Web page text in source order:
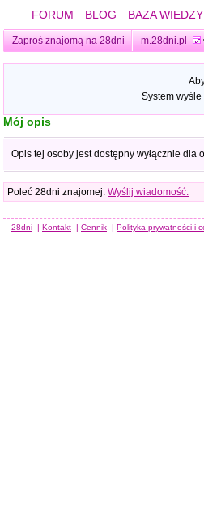
FORUM BLOG BAZA WIEDZY
Zaproś znajomą na 28dni m.28dni.pl
System
Mój opis
Opis tej osoby jest dostępny wyłącznie dla
Poleć 28dni znajomej. Wyślij wiadomość.
28dni | Kontakt | Cennik | Polityka prywatności i